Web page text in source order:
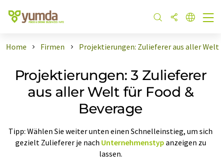
Home Firmen Projektierungen: Zulieferer aus aller Welt
Projektierungen: 3 Zulieferer
aus aller Welt für Food &
Beverage
Tipp: Wählen Sie weiter unten einen Schnelleinstieg, um sich
gezielt Zulieferer je nach Unternehmenstyp anzeigen zu
lassen.